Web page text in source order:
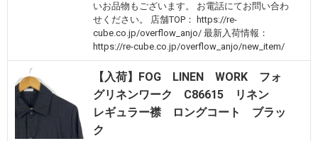
いお品物もございます。 お電話にてお問い合わ
せください。 店舗TOP： https://re-
cube.co.jp/overflow_anjo/ 最新入荷情報：
https://re-cube.co.jp/overflow_anjo/new_item/
【入荷】FOG LINEN WORK フォ
グリネンワーク C86615 リネン
レギュラー襟 ロングコート ブラッ
ク